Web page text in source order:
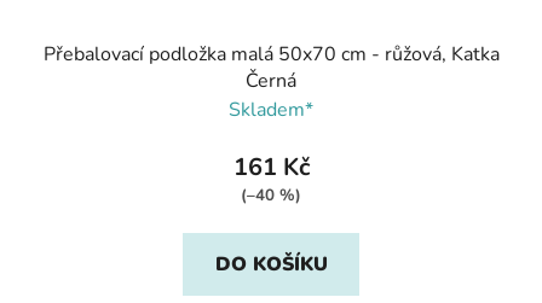
Přebalovací podložka malá 50x70 cm - růžová, Katka
Černá
Skladem*
161 Kč
(–40 %)
DO KOŠÍKU